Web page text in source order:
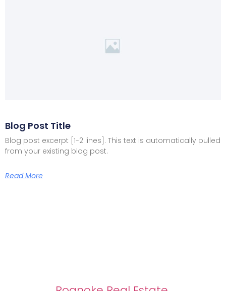
Blog Post Title
Blog post excerpt [1-2 lines]. This text is automatically pulled
from your existing blog post.
Read More